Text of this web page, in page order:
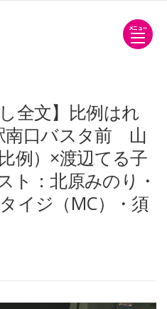
メニュー
全文】比例はれ
南口バスタ前 山
例）×渡辺てる子
ト：北原みのり・
イジ（MC）・須